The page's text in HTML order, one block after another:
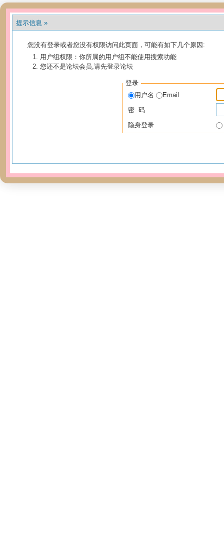
提示信息 »
您没有登录或者您没有权限访问此页面，可能有如下几个原因:
用户组权限：你所属的用户组不能使用搜索功能
您还不是论坛会员,请先登录论坛
登录
用户名
Email
密 码
隐身登录